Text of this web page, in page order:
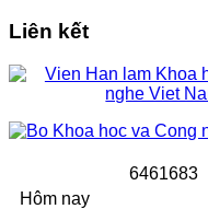
Liên kết
6461683
Hôm nay